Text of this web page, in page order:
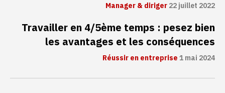
Manager & diriger22 juillet 2022
Travailler en 4/5ème temps : pesez bien
les avantages et les conséquences
Réussir en entreprise1 mai 2024